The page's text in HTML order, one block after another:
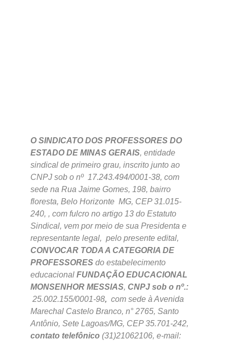
O SINDICATO DOS PROFESSORES DO
ESTADO DE MINAS GERAIS, entidade
sindical de primeiro grau, inscrito junto ao
CNPJ sob o nº 17.243.494/0001-38, com
sede na Rua Jaime Gomes, 198, bairro
floresta, Belo Horizonte MG, CEP 31.015-
240, , com fulcro no artigo 13 do Estatuto
Sindical, vem por meio de sua Presidenta e
representante legal, pelo presente edital,
CONVOCAR TODA A CATEGORIA DE
PROFESSORES do estabelecimento
educacional FUNDAÇÃO EDUCACIONAL
MONSENHOR MESSIAS, CNPJ sob o nº.:
25.002.155/0001-98, com sede à Avenida
Marechal Castelo Branco, n° 2765, Santo
Antônio, Sete Lagoas/MG, CEP 35.701-242,
contato telefônico (31)21062106, e-mail: